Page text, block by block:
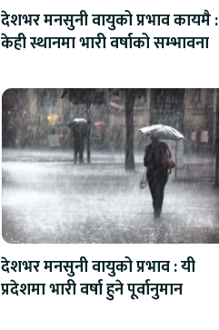
देशभर मनसुनी वायुको प्रभाव कायमै :
केही स्थानमा भारी वर्षाको सम्भावना
देशभर मनसुनी वायुको प्रभाव : यी
प्रदेशमा भारी वर्षा हुने पूर्वानुमान